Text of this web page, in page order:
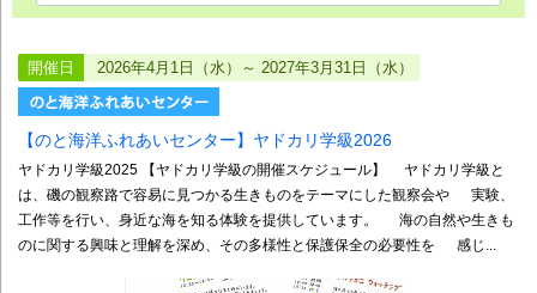
開催日 2026年4月1日（水）～ 2027年3月31日（水）
【のと海洋ふれあいセンター】ヤドカリ学級2026
ヤドカリ学級2025 【ヤドカリ学級の開催スケジュール】 ヤドカリ学級と
は、磯の観察路で容易に見つかる生きものをテーマにした観察会や 実験、
工作等を行い、身近な海を知る体験を提供しています。 海の自然や生きも
のに関する興味と理解を深め、その多様性と保護保全の必要性を 感じ...